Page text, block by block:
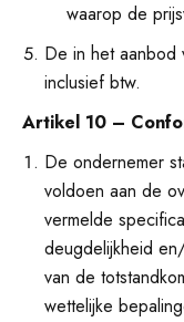
waarop de
De in het aanbod
inclusief btw.
Artikel 10 –
De ondernemer
voldoen aan de
vermelde
deugdelijkheid
van de
wettelijke